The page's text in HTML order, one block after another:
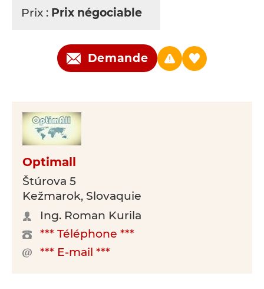
Prix : Prix négociable
Demande
Optimall
Štúrova 5
Kežmarok, Slovaquie
Ing. Roman Kurila
*** Téléphone ***
*** E-mail ***